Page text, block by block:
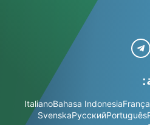
Bahasa Indonesia
Italiano
Português
Русский
Svenska